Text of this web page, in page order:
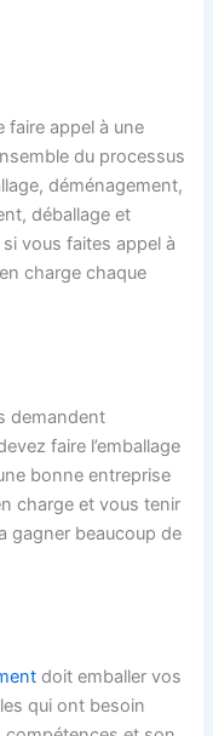
faire appel à une
du processus
déménagement,
déballage et
vous faites appel à
charge chaque
demandent
faire l’emballage
bonne entreprise
charge et vous tenir
gagner beaucoup de
doit emballer vos
qui ont besoin